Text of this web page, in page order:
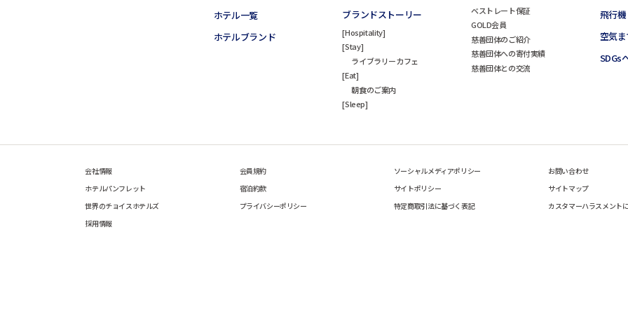
ホテル一覧
ホテルブランド
ブランドストーリー
Hospitality
Stay
ライブラリーカフェ
Eat
朝食のご案内
Sleep
ベストレート保証
GOLD会員
慈善団体のご紹介
慈善団体への寄付実績
慈善団体との交流
飛行
空気
SDGs
会社情報 会員規約 ソーシャルメディアポリシー
お問い合わせ
ホテルパンフレット
宿泊約款 サイトポリシー
サイトマップ
世界のチョイスホテルズ
プライバシーポリシー 特定商取引法に基づく表記
カスタマーハラスメント
採用情報